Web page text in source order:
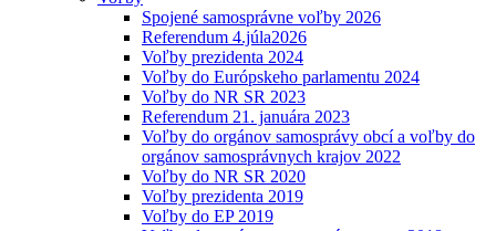
Spojené samosprávne voľby 2026
Referendum 4.júla2026
Voľby prezidenta 2024
Voľby do Európskeho parlamentu 2024
Voľby do NR SR 2023
Referendum 21. januára 2023
Voľby do orgánov samosprávy obcí a voľby do
orgánov samosprávnych krajov 2022
Voľby do NR SR 2020
Voľby prezidenta 2019
Voľby do EP 2019